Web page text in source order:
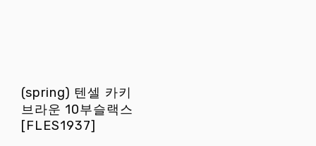
(spring) 텐셀 카키
브라운 10부슬랙스
[FLES1937]